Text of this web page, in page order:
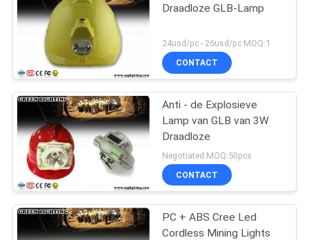
Draadloze GLB-Lamp
24usd/pc - 26usd/pc MOQ:1
CONTACT
Anti - de Explosieve
Lamp van GLB van 3W
Draadloze
Negotiated MOQ:50pcs
CONTACT
PC + ABS Cree Led
Cordless Mining Lights